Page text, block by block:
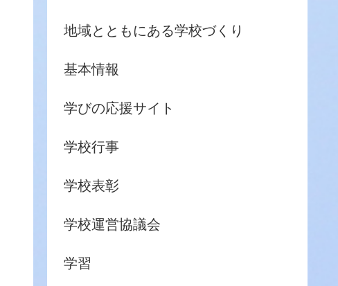
地域とともにある学校づくり
基本情報
学びの応援サイト
学校行事
学校表彰
学校運営協議会
学習